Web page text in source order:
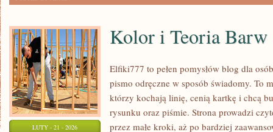
LUTY - 21 - 2026
Kolor i Teoria Barw
Elfiki777 to pełen pomysłów blog dla
pismo odręczne w sposób świadomy. To
którzy kochają linię, cenią kartkę i chcą
rysunku oraz piśmie. Strona prowadzi
przez małe kroki, aż po bardziej